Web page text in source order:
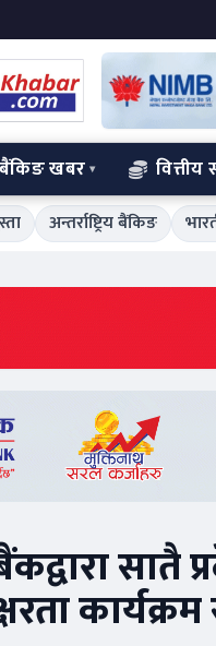
बैंकिङ खबर वित्तीय
अन्तर्राष्ट्रिय बैंकिङ
सातै